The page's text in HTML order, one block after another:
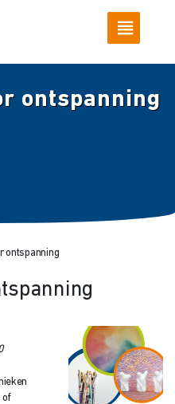
ontspanning
ontspanning
of